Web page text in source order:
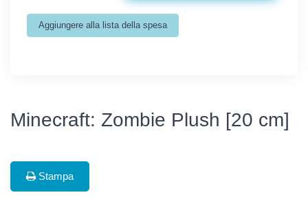
Minecraft: Zombie Plush [20 cm]
Stampa